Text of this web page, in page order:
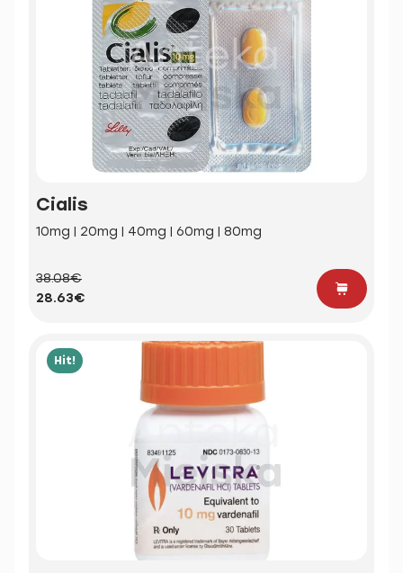
Cialis
10mg | 20mg | 40mg | 60mg | 80mg
38.08€
28.63€
Hit!